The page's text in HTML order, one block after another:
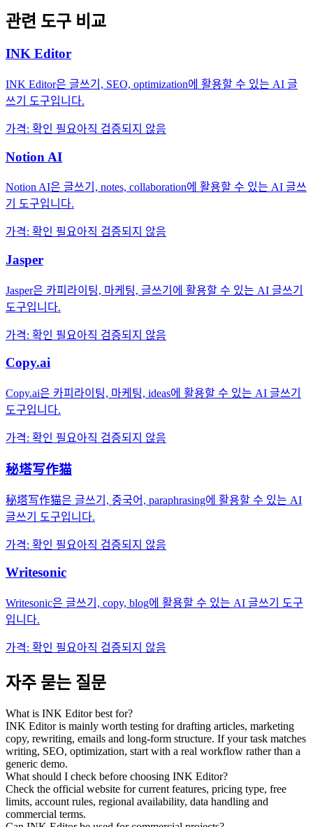
관련 도구 비교
INK Editor
INK Editor은 글쓰기, SEO, optimization에 활용할 수 있는 AI 글
쓰기 도구입니다.
가격: 확인 필요아직 검증되지 않음
Notion AI
Notion AI은 글쓰기, notes, collaboration에 활용할 수 있는 AI 글쓰
기 도구입니다.
가격: 확인 필요아직 검증되지 않음
Jasper
Jasper은 카피라이팅, 마케팅, 글쓰기에 활용할 수 있는 AI 글쓰기
도구입니다.
가격: 확인 필요아직 검증되지 않음
Copy.ai
Copy.ai은 카피라이팅, 마케팅, ideas에 활용할 수 있는 AI 글쓰기
도구입니다.
가격: 확인 필요아직 검증되지 않음
秘塔写作猫
秘塔写作猫은 글쓰기, 중국어, paraphrasing에 활용할 수 있는 AI
글쓰기 도구입니다.
가격: 확인 필요아직 검증되지 않음
Writesonic
Writesonic은 글쓰기, copy, blog에 활용할 수 있는 AI 글쓰기 도구
입니다.
가격: 확인 필요아직 검증되지 않음
자주 묻는 질문
What is INK Editor best for?
INK Editor is mainly worth testing for drafting articles, marketing
copy, rewriting, emails and long-form structure. If your task matches
writing, SEO, optimization, start with a real workflow rather than a
generic demo.
What should I check before choosing INK Editor?
Check the official website for current features, pricing type, free
limits, account rules, regional availability, data handling and
commercial terms.